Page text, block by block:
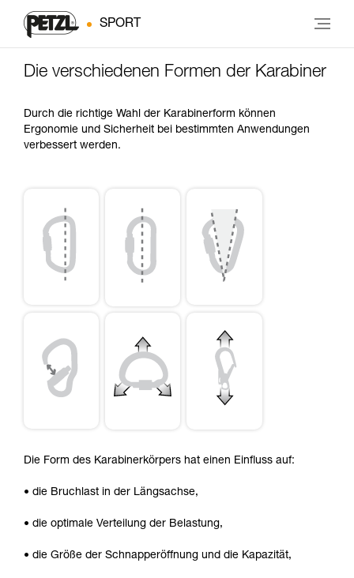
SPORT
Die verschiedenen Formen der Karabiner
Durch die richtige Wahl der Karabinerform können
Ergonomie und Sicherheit bei bestimmten Anwendungen
verbessert werden.
Die Form des Karabinerkörpers hat einen Einfluss auf:
• die Bruchlast in der Längsachse,
• die optimale Verteilung der Belastung,
• die Größe der Schnapperöffnung und die Kapazität,